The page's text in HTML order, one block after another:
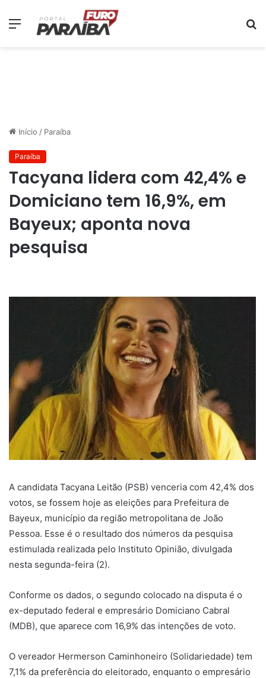
Menu
Início / Paraíba
Paraíba
Tacyana lidera com 42,4% e
Domiciano tem 16,9%, em
Bayeux; aponta nova
pesquisa
A candidata Tacyana Leitão (PSB) venceria com 42,4% dos
votos, se fossem hoje as eleições para Prefeitura de
Bayeux, município da região metropolitana de João
Pessoa. Esse é o resultado dos números da pesquisa
estimulada realizada pelo Instituto Opinião, divulgada
nesta segunda-feira (2).
Conforme os dados, o segundo colocado na disputa é o
ex-deputado federal e empresário Domiciano Cabral
(MDB), que aparece com 16,9% das intenções de voto.
O vereador Hermerson Caminhoneiro (Solidariedade) tem
7,1% da preferência do eleitorado, enquanto o empresário